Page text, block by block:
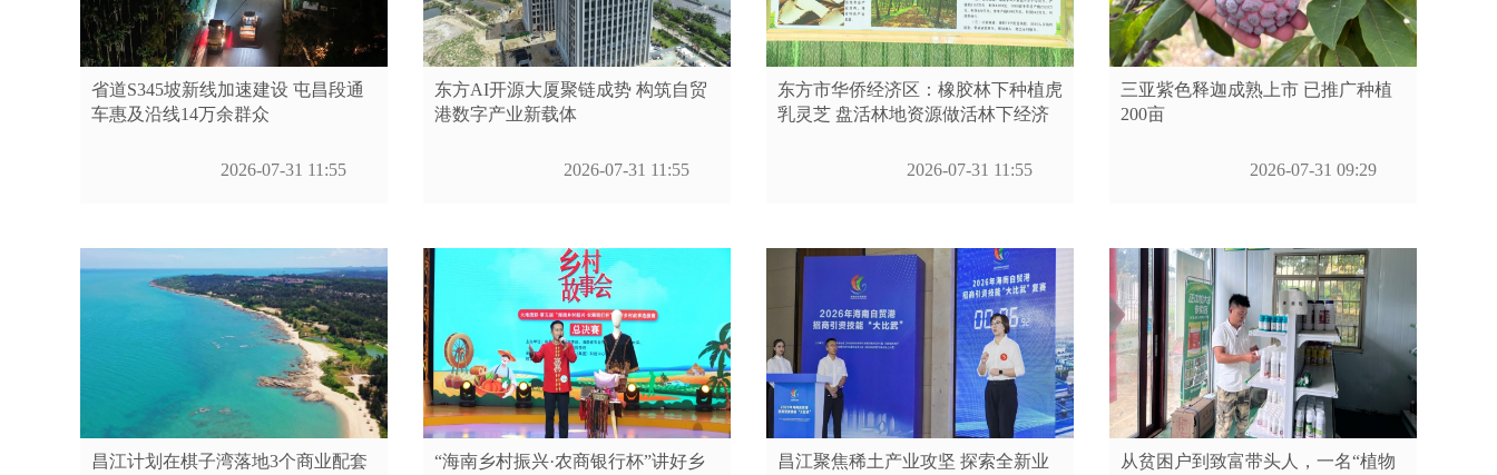
省道S345坡新线加速建设 屯昌段通
车惠及沿线14万余群众
2026-07-31 11:55
东方AI开源大厦聚链成势 构筑自贸
港数字产业新载体
2026-07-31 11:55
东方市华侨经济区：橡胶林下种植虎
乳灵芝 盘活林地资源做活林下经济
2026-07-31 11:55
三亚紫色释迦成熟上市 已推广种植
200亩
2026-07-31 09:29
昌江计划在棋子湾落地3个商业配套
“海南乡村振兴·农商银行杯”讲好乡
昌江聚焦稀土产业攻坚 探索全新业
从贫困户到致富带头人，一名“植物